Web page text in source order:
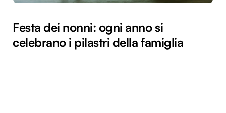
Festa dei nonni: ogni anno si
celebrano i pilastri della famiglia